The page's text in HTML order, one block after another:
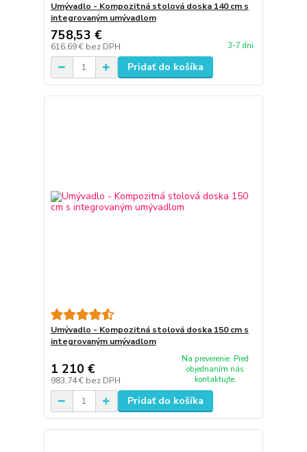
Umývadlo - Kompozitná stolová doska 140 cm s
integrovaným umývadlom
758,53 €
616,69 € bez DPH 3-7 dni
Pridať do košíka
Umývadlo - Kompozitná stolová doska 150 cm s
integrovaným umývadlom
1 210 €
983,74 € bez DPH
Na preverenie. Pred
objednaním nás
kontaktujte.
Pridať do košíka